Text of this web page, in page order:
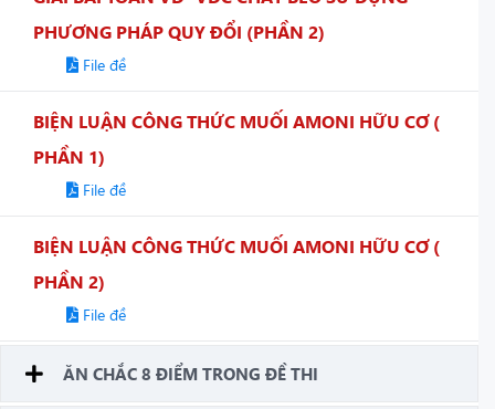
PHƯƠNG PHÁP QUY ĐỔI (PHẦN 2)
File đề
BIỆN LUẬN CÔNG THỨC MUỐI AMONI HỮU CƠ (
PHẦN 1)
File đề
BIỆN LUẬN CÔNG THỨC MUỐI AMONI HỮU CƠ (
PHẦN 2)
File đề
ĂN CHẮC 8 ĐIỂM TRONG ĐỀ THI